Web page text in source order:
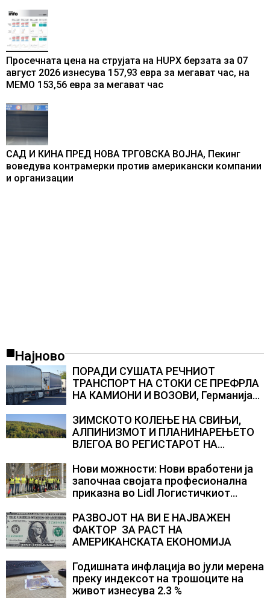
Просечната цена на струјата на HUPX берзата за 07
август 2026 изнесува 157,93 евра за мегават час, на
МЕМО 153,56 евра за мегават час
САД И КИНА ПРЕД НОВА ТРГОВСКА ВОЈНА, Пекинг
воведува контрамерки против американски компании
и организации
Најново
ПОРАДИ СУШАТА РЕЧНИОТ
ТРАНСПОРТ НА СТОКИ СЕ ПРЕФРЛА
НА КАМИОНИ И ВОЗОВИ, Германија
камионџиите да возат и во недела
ЗИМСКОТО КОЛЕЊЕ НА СВИЊИ,
АЛПИНИЗМОТ И ПЛАНИНАРЕЊЕТО
ВЛЕГОА ВО РЕГИСТАРОТ НА
СЛОВЕНИЈА
Нови можности: Нови вработени ја
започнаа својата професионална
приказна во Lidl Логистичкиот
РАЗВОЈОТ НА ВИ Е НАЈВАЖЕН
ФАКТОР ЗА РАСТ НА
АМЕРИКАНСКАТА ЕКОНОМИЈА
Годишната инфлација во јули мерена
преку индексот на трошоците на
живот изнесува 2.3 %